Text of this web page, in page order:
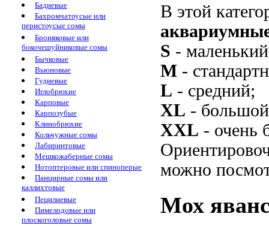
Бадиевые
Бахромчатоусые или
перистоусые сомы
Броняковые или
бокочешуйниковые сомы
Бычковые
Вьюновые
Гудиевые
Иглобрюхие
Карповые
Карпозубые
Клинобрюхие
Кольчужные сомы
Лабиринтовые
Мешкожаберные сомы
Нотоптеровые или спиноперые
Панцирные сомы или
каллихтовые
Пецилиевые
Пимелодовые или
плоскоголовые сомы
В этой
S -
M -
L - средний;
XL -
XXL - очень
можно
Мох